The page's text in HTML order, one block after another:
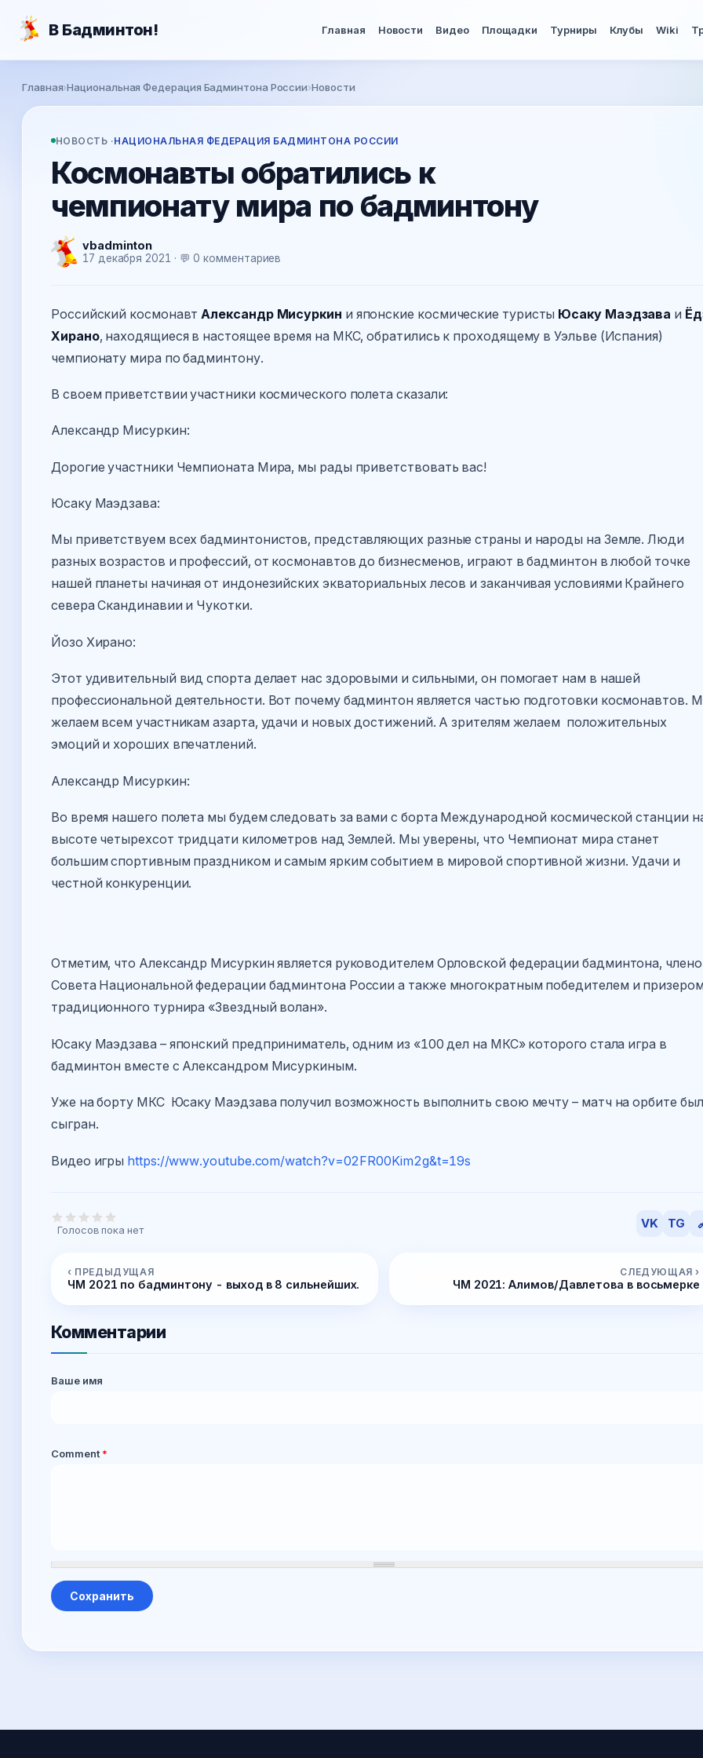
В Бадминтон! Главная Новости Видео Площадки Турниры Клубы Wiki
Вы здесь
Главная›Национальная Федерация Бадминтона России›Новости
НОВОСТЬ ·НАЦИОНАЛЬНАЯ ФЕДЕРАЦИЯ БАДМИНТОНА РОССИИ
Космонавты обратились к
чемпионату мира по бадминтону
vbadminton
17 декабря 2021 · 💬 0 комментариев
Российский космонавт Александр Мисуркин и японские космические туристы Юсаку Маэдзава и
Хирано, находящиеся в настоящее время на МКС, обратились к проходящему в Уэльве (Испания)
чемпионату мира по бадминтону.
В своем приветствии участники космического полета сказали:
Александр Мисуркин:
Дорогие участники Чемпионата Мира, мы рады приветствовать вас!
Юсаку Маэдзава:
Мы приветствуем всех бадминтонистов, представляющих разные страны и народы на Земле. Люди
разных возрастов и профессий, от космонавтов до бизнесменов, играют в бадминтон в любой точке
нашей планеты начиная от индонезийских экваториальных лесов и заканчивая условиями Крайнего
севера Скандинавии и Чукотки.
Йозо Хирано:
Этот удивительный вид спорта делает нас здоровыми и сильными, он помогает нам в нашей
профессиональной деятельности. Вот почему бадминтон является частью подготовки космонавтов.
желаем всем участникам азарта, удачи и новых достижений. А зрителям желаем положительных
эмоций и хороших впечатлений.
Александр Мисуркин:
Во время нашего полета мы будем следовать за вами с борта Международной космической станции
высоте четырехсот тридцати километров над Землей. Мы уверены, что Чемпионат мира станет
большим спортивным праздником и самым ярким событием в мировой спортивной жизни. Удачи и
честной конкуренции.
Отметим, что Александр Мисуркин является руководителем Орловской федерации бадминтона,
Совета Национальной федерации бадминтона России а также многократным победителем и
традиционного турнира «Звездный волан».
Юсаку Маэдзава – японский предприниматель, одним из «100 дел на МКС» которого стала игра в
бадминтон вместе с Александром Мисуркиным.
Уже на борту МКС Юсаку Маэдзава получил возможность выполнить свою мечту – матч на орбите был
сыгран.
Видео игры https://www.youtube.com/watch?v=02FR00Kim2g&t=19s
Голосов пока нет VK TG
‹ ПРЕДЫДУЩАЯ
ЧМ 2021 по бадминтону - выход в 8 сильнейших.
СЛЕДУЮЩАЯ ›
ЧМ 2021: Алимов/Давлетова в восьмерке
Комментарии
Ваше имя
Comment *